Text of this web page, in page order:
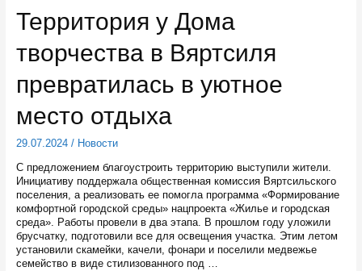
место
размыва
временной
перемычки
шлюзами
Балтийского
Территория у Дома
творчества в Вяртсиля
превратилась в уютное
место отдыха
29.07.2024/ Новости
С предложением благоустроить территорию выступили жители.
Инициативу поддержала общественная комиссия Вяртсильского
поселения, а реализовать ее помогла программа «Формирование
комфортной городской среды» нацпроекта «Жилье и городская
среда». Работы провели в два этапа. В прошлом году уложили
брусчатку, подготовили все для освещения участка. Этим летом
установили скамейки, качели, фонари и поселили медвежье
семейство в виде стилизованного под …